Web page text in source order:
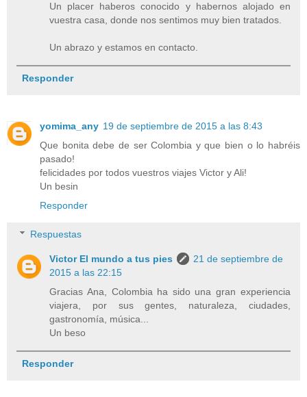
Un placer haberos conocido y habernos alojado en
vuestra casa, donde nos sentimos muy bien tratados.
Un abrazo y estamos en contacto.
Responder
yomima_any 19 de septiembre de 2015 a las 8:43
Que bonita debe de ser Colombia y que bien o lo habréis
pasado!
felicidades por todos vuestros viajes Victor y Ali!
Un besin
Responder
Respuestas
Victor El mundo a tus pies
21 de septiembre de
2015 a las 22:15
Gracias Ana, Colombia ha sido una gran experiencia
viajera, por sus gentes, naturaleza, ciudades,
gastronomía, música...
Un beso
Responder